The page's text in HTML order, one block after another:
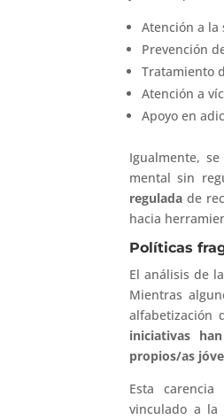
Atención a la
Prevención
Tratamiento
Atención a
Apoyo en
Igualmente,
mental sin
regulada de
hacia
Políticas
El análisis de
Mientras
alfabetización
iniciativas
propios/as
Esta
vinculado a la